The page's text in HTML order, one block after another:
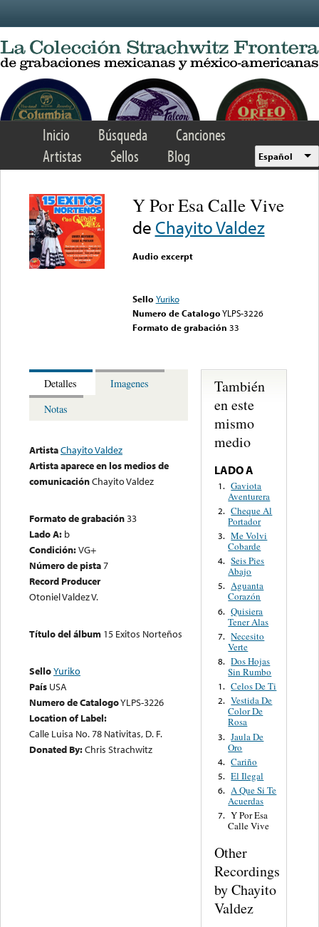
Inicio Búsqueda
Canciones
Artistas
Sellos Blog Español
Y Por Esa Calle Vive
de Chayito Valdez
Audio excerpt
Sello Yuriko
Numero de CatalogoYLPS-3226
Formato de grabación 33
Detalles
Imagenes
Notas
ArtistaChayito Valdez
Artista aparece en los medios de
comunicaciónChayito Valdez
Formato de grabación33
Lado A: b
Condición:VG+
Número de pista7
Record Producer
Otoniel Valdez V.
Título del álbum 15 Exitos Norteños
SelloYuriko
País USA
Numero de CatalogoYLPS-3226
Location of Label:
Calle Luisa No. 78 Nativitas, D. F.
Donated By:Chris Strachwitz
También
en este
mismo
medio
LADO A
1. Gaviota
Aventurera
2. Cheque Al
Portador
3. Me Volvi
Cobarde
4. Seis Pies
Abajo
5. Aguanta
Corazón
6. Quisiera
Tener Alas
7. Necesito
Verte
8. Dos Hojas
Sin Rumbo
1. Celos De Ti
2. Vestida De
Color De
Rosa
3. Jaula De
Oro
4. Cariño
5. El Ilegal
6. A Que Si Te
Acuerdas
7. Y Por Esa
Calle Vive
Other
Recordings
by Chayito
Valdez